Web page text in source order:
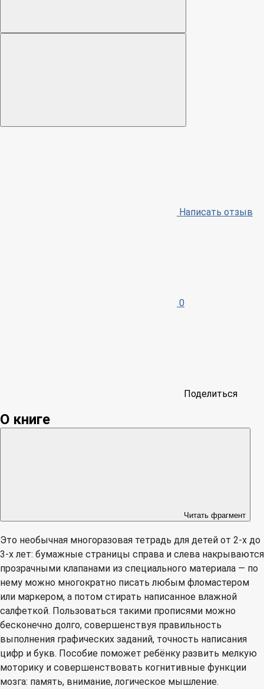
Написать отзыв
0
Поделиться
О книге
Читать фрагмент
Это необычная многоразовая тетрадь для детей от 2-х до
3-х лет: бумажные страницы справа и слева накрываются
прозрачными клапанами из специального материала — по
нему можно многократно писать любым фломастером
или маркером, а потом стирать написанное влажной
салфеткой. Пользоваться такими прописями можно
бесконечно долго, совершенствуя правильность
выполнения графических заданий, точность написания
цифр и букв. Пособие поможет ребёнку развить мелкую
моторику и совершенствовать когнитивные функции
мозга: память, внимание, логическое мышление.